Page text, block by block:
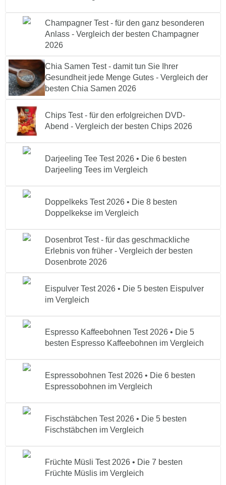
Champagner Test - für den ganz besonderen
Anlass - Vergleich der besten Champagner
2026
Chia Samen Test - damit tun Sie Ihrer
Gesundheit jede Menge Gutes - Vergleich der
besten Chia Samen 2026
Chips Test - für den erfolgreichen DVD-
Abend - Vergleich der besten Chips 2026
Darjeeling Tee Test 2026 • Die 6 besten
Darjeeling Tees im Vergleich
Doppelkeks Test 2026 • Die 8 besten
Doppelkekse im Vergleich
Dosenbrot Test - für das geschmackliche
Erlebnis von früher - Vergleich der besten
Dosenbrote 2026
Eispulver Test 2026 • Die 5 besten Eispulver
im Vergleich
Espresso Kaffeebohnen Test 2026 • Die 5
besten Espresso Kaffeebohnen im Vergleich
Espressobohnen Test 2026 • Die 6 besten
Espressobohnen im Vergleich
Fischstäbchen Test 2026 • Die 5 besten
Fischstäbchen im Vergleich
Früchte Müsli Test 2026 • Die 7 besten
Früchte Müslis im Vergleich